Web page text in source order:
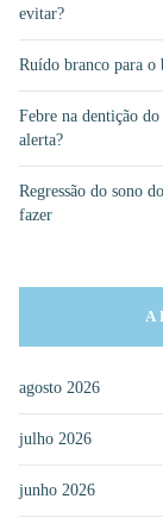
evitar?
Ruído branco para o
Febre na dentição
alerta?
Regressão do sono
fazer
agosto 2026
julho 2026
junho 2026